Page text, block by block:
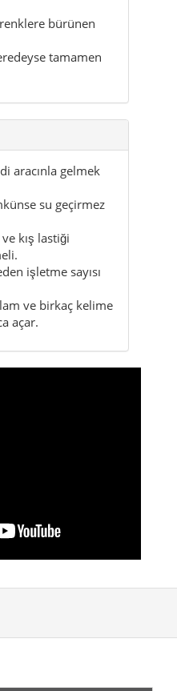
aracınla gelmek
su geçirmez
kış lastiği
işletme sayısı
ve birkaç kelime
açar.
site haritası temas